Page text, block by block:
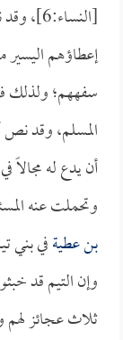
إعطاؤهم
سفههم؛ ولذلك
المسلم، وقد نص
أن يدع له مجالاً
وتحملت عنه
بن عطيةفي بني
وإن التيم قد
ثلاث عجائز